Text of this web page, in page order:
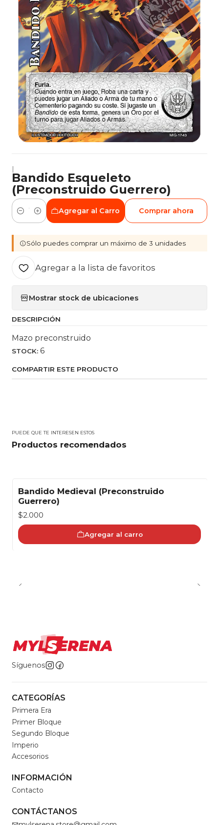
|
Bandido Esqueleto
(Preconstruido Guerrero)
Cantidad
Agregar al Carro Comprar ahora
Sólo puedes comprar un máximo de 3 unidades
Agregar a la lista de favoritos
Mostrar stock de ubicaciones
DESCRIPCIÓN
Mazo preconstruido
STOCK: 6
COMPARTIR ESTE PRODUCTO
PUEDE QUE TE INTERESEN ESTOS
Productos recomendados
Bandido Medieval (Preconstruido
Guerrero)
$2.000
Agregar al carro
Síguenos
CATEGORÍAS
Primera Era
Primer Bloque
Segundo Bloque
Imperio
Accesorios
INFORMACIÓN
Contacto
CONTÁCTANOS